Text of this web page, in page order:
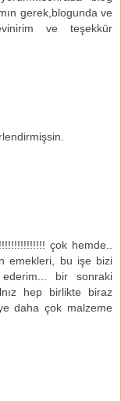
gerek,blogunda ve
ve teşekkür
çok hemde..
emekleri, bu işe bizi
bir sonraki
hep birlikte biraz
daha çok malzeme